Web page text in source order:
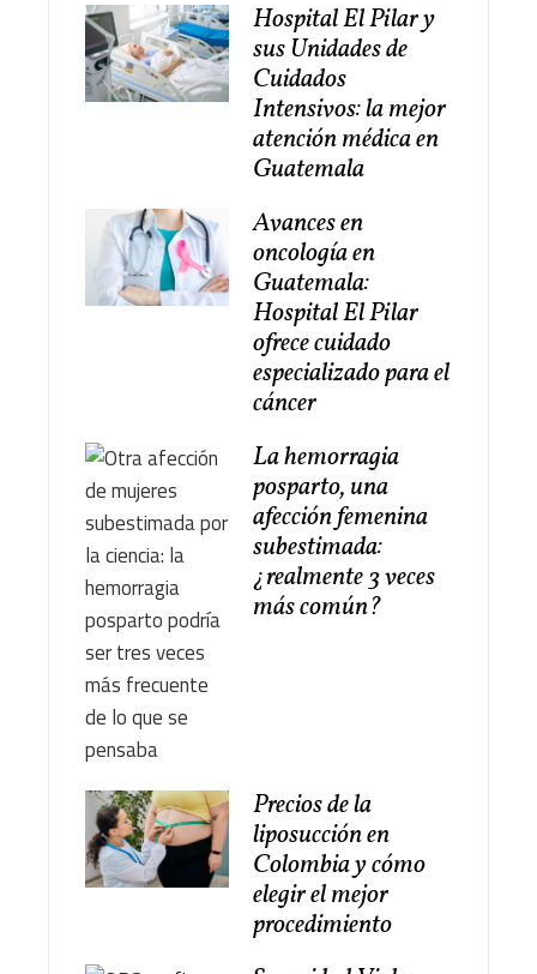
Hospital El Pilar y
sus Unidades de
Cuidados
Intensivos: la mejor
atención médica en
Guatemala
Avances en
oncología en
Guatemala:
Hospital El Pilar
ofrece cuidado
especializado para el
cáncer
La hemorragia
posparto, una
afección femenina
subestimada:
¿realmente 3 veces
más común?
Precios de la
liposucción en
Colombia y cómo
elegir el mejor
procedimiento